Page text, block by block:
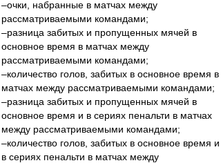
–очки, набранные в матчах между
рассматриваемыми командами;
–разница забитых и пропущенных мячей в
основное время в матчах между
рассматриваемыми командами;
–количество голов, забитых в основное время в
матчах между рассматриваемыми командами;
–разница забитых и пропущенных мячей в
основное время и в сериях пенальти в матчах
между рассматриваемыми командами;
–количество голов, забитых в основное время и
в сериях пенальти в матчах между